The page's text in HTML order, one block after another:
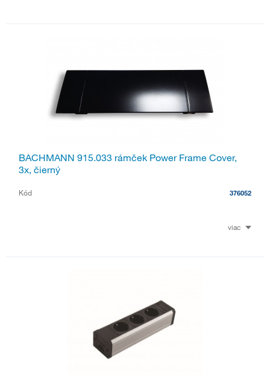
BACHMANN 915.033 rámček Power Frame Cover,
3x, čierný
Kód 376052
viac